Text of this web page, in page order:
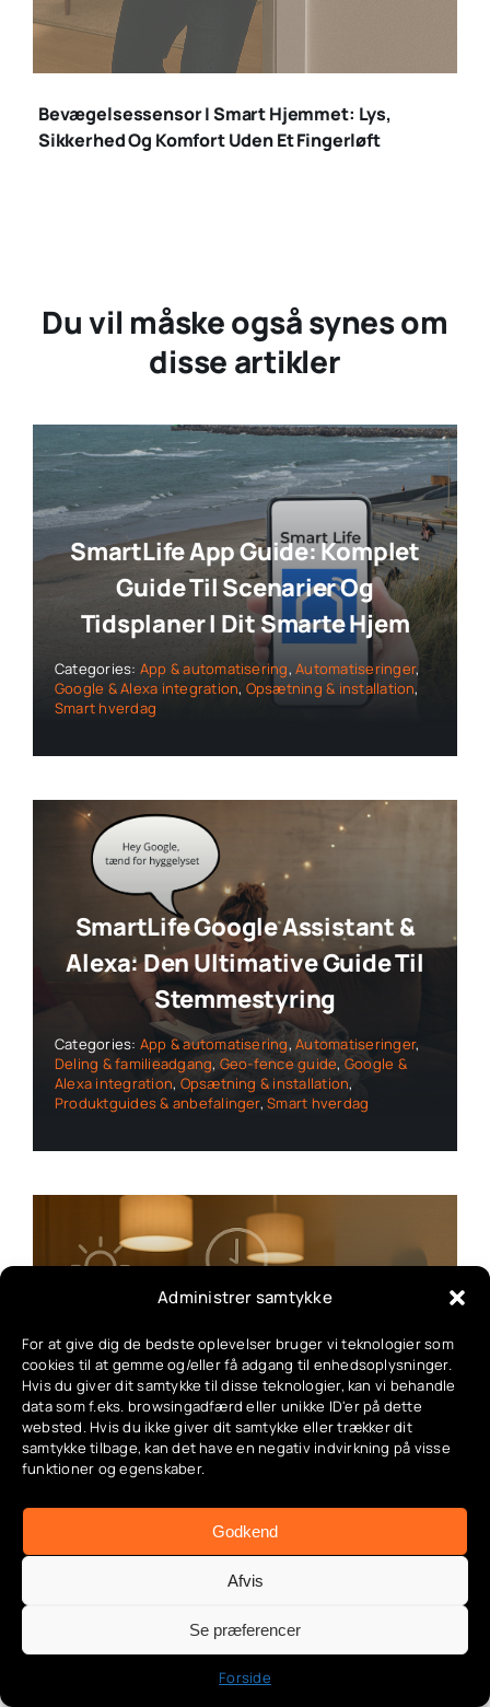
Administrer samtykke
For at give dig de bedste oplevelser bruger vi teknologier som
cookies til at gemme og/eller få adgang til enhedsoplysninger.
Hvis du giver dit samtykke til disse teknologier, kan vi behandle
data som f.eks. browsingadfærd eller unikke ID'er på dette
websted. Hvis du ikke giver dit samtykke eller trækker dit
samtykke tilbage, kan det have en negativ indvirkning på visse
funktioner og egenskaber.
Godkend
Afvis
Se præferencer
Forside
bevægelsessensor
indbrud
Bevægelsessensor I Smart Hjemmet: Lys,
Sikkerhed Og Komfort Uden Et Fingerløft
Du vil måske også synes om
disse artikler
SmartLife App Guide: Komplet
Guide Til Scenarier Og
Tidsplaner I Dit Smarte Hjem
Categories: App & automatisering,Automatiseringer,
Google & Alexa integration, Opsætning & installation,
Smart hverdag
SmartLife Google Assistant &
Alexa: Den Ultimative Guide Til
Stemmestyring
Categories: App & automatisering,Automatiseringer,
Deling & familieadgang, Geo-fence guide, Google &
Alexa integration, Opsætning & installation,
Produktguides & anbefalinger,Smart hverdag
Rutiner Og Tidsplaner I Dit
Smarte Hjem
Categories:App & automatisering,Automatiseringer
Bevægelsessensorer i haven , Deling & familieadgang,
Energimåling, Geo-fence guide
Smart hverdag
& SmartLife guide,Udendørs belysning,Udendørs lys